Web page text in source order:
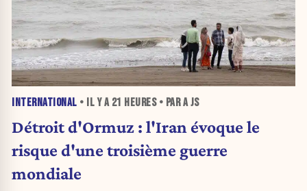
INTERNATIONAL • IL Y A 21 HEURES• PAR A JS
Détroit d'Ormuz : l'Iran évoque le
risque d'une troisième guerre
mondiale